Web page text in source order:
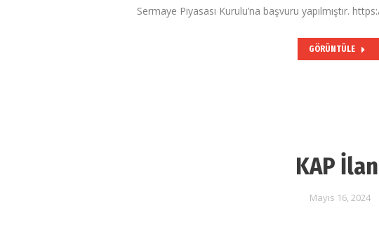
Sermaye Piyasası Kurulu’na başvuru yapılmıştır.
GÖRÜNTÜLE
KAP
Mayıs 16, 2024